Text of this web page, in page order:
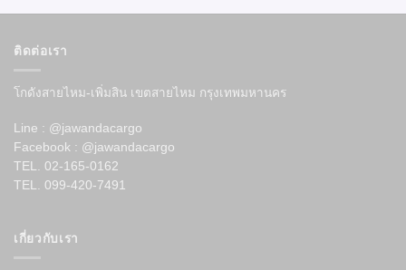
ติดต่อเรา
โกดังสายไหม-เพิ่มสิน เขตสายไหม กรุงเทพมหานคร
Line : @jawandacargo
Facebook : @jawandacargo
TEL. 02-165-0162
TEL. 099-420-7491
เกี่ยวกับเรา